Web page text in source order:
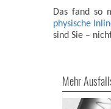
Das fand so
physische
sind Sie –